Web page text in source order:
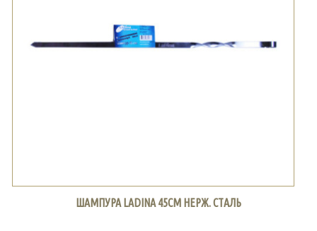
ШАМПУРА LADINA 45СМ НЕРЖ. СТАЛЬ